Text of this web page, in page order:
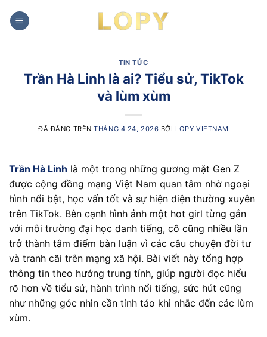
đến
TIN TỨC
Trần Hà Linh là ai? Tiểu sử, TikTok
và lùm xùm
ĐÃ ĐĂNG TRÊNTHÁNG 4 24, 2026 BỞI LOPY VIETNAM
Trần Hà Linh là một trong những gương mặt Gen Z
được cộng đồng mạng Việt Nam quan tâm nhờ ngoại
hình nổi bật, học vấn tốt và sự hiện diện thường xuyên
trên TikTok. Bên cạnh hình ảnh một hot girl từng gắn
với môi trường đại học danh tiếng, cô cũng nhiều lần
trở thành tâm điểm bàn luận vì các câu chuyện đời tư
và tranh cãi trên mạng xã hội. Bài viết này tổng hợp
thông tin theo hướng trung tính, giúp người đọc hiểu
rõ hơn về tiểu sử, hành trình nổi tiếng, sức hút cũng
như những góc nhìn cần tỉnh táo khi nhắc đến các lùm
xùm.